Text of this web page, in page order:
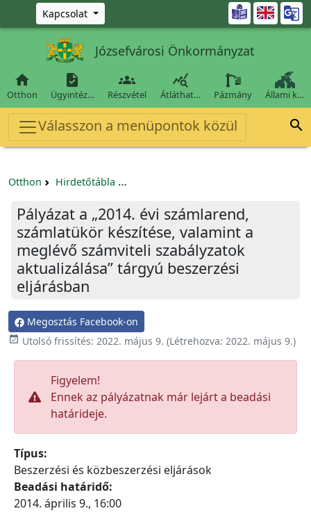
Ugrás a fő tartalomra
Kapcsolat 
Józsefvárosi Önkormányzat

Otthon

Ügyintéz…

Részvétel

Átláthat… Pázmány Állami k…
Válasszon a menüpontok közül 
Otthon Hirdetőtábla
Pályázat a „2014. évi számlarend,
számlatükör készítése, valamint a
meglévő számviteli szabályzatok
aktualizálása” tárgyú beszerzési
eljárásban
Megosztás Facebook-on
 Utolsó frissítés: 2022. május 9. (Létrehozva: 2022. május 9.)
Figyelem!
Ennek az pályázatnak már lejárt a beadási
határideje.
Típus:
Beszerzési és közbeszerzési eljárások
Beadási határidő:
2014. április 9., 16:00